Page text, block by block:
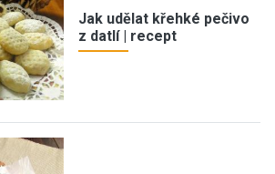
Jak udělat křehké pečivo
z datlí | recept